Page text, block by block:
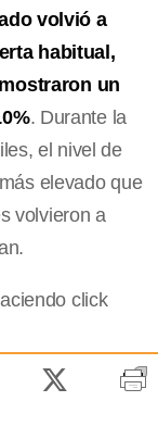
volvió a
habitual,
un
. Durante la
el nivel de
elevado que
volvieron a
click